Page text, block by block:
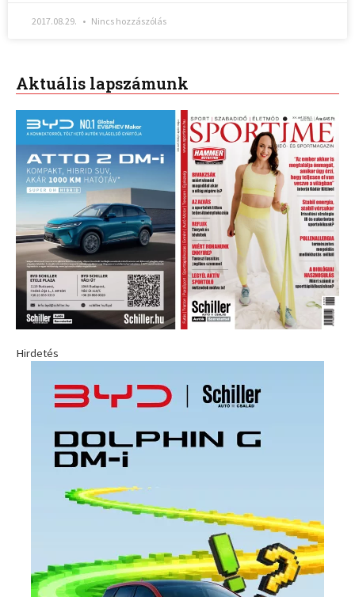
2017.08.29. Nincs hozzászólás
Aktuális lapszámunk
Hirdetés